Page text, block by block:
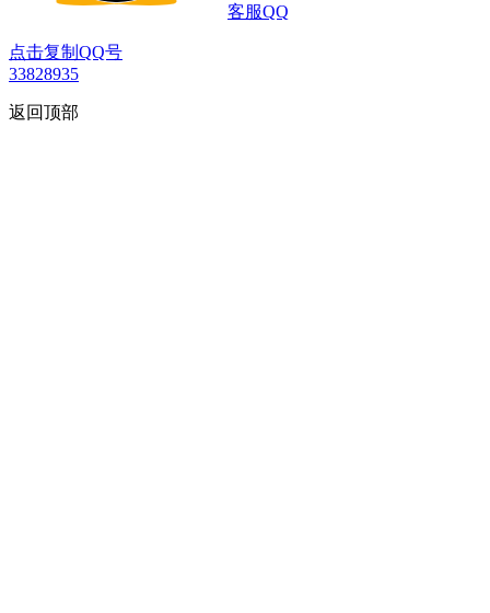
客服QQ
点击复制QQ号
33828935
返回顶部